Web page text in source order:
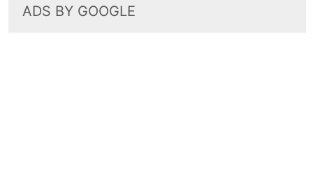
ADS BY GOOGLE